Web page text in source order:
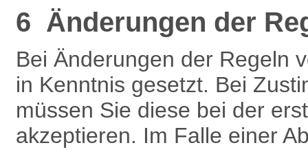
6 Änderungen der
Bei Änderungen der Regeln
in Kenntnis gesetzt. Bei
müssen Sie diese bei der
akzeptieren. Im Falle einer